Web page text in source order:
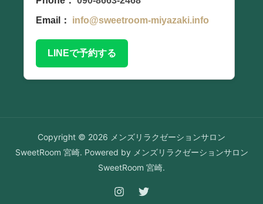
Email：
info@sweetroom-miyazaki.info
LINEで予約する
Copyright © 2026 メンズリラクゼーションサロン
SweetRoom 宮崎. Powered by メンズリラクゼーションサロン
SweetRoom 宮崎.